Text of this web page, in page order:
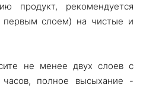
продукт, рекомендуется
первым слоем) на чистые и
не менее двух слоев с
полное высыхание -